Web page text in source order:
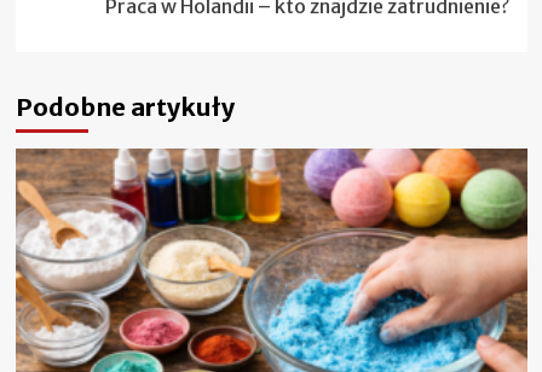
Praca w Holandii – kto znajdzie zatrudnienie?
Podobne artykuły